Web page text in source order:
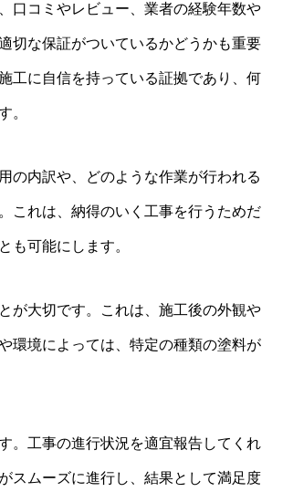
口コミやレビュー、業者の経験年数や
切な保証がついているかどうかも重要
工に自信を持っている証拠であり、何
。
の内訳や、どのような作業が行われる
これは、納得のいく工事を行うためだ
も可能にします。
が大切です。これは、施工後の外観や
環境によっては、特定の種類の塗料が
。工事の進行状況を適宜報告してくれ
スムーズに進行し、結果として満足度